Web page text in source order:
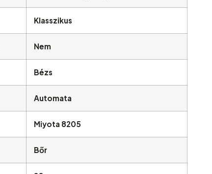
Klasszikus
Nem
Bézs
Automata
Miyota 8205
Bőr